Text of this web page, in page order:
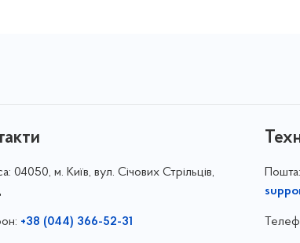
04050, м. Київ, вул. Січових Стрільців,
+38 (044) 366-52-31
Пошта: